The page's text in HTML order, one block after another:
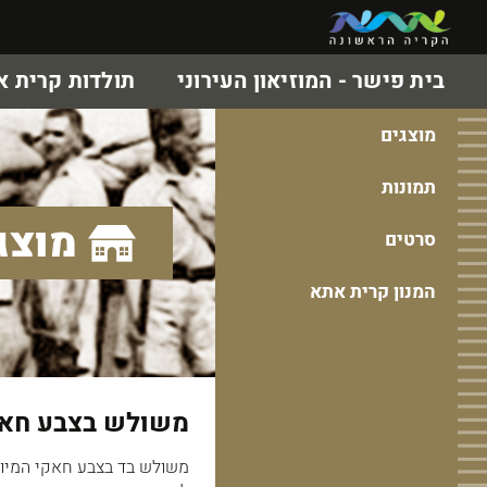
בית פישר - המוזיאון העירוני תולדות קרית
מוצגים
תמונות
סרטים
המנון קרית אתא
משולש בצבע
משולש בד בצבע חאקי